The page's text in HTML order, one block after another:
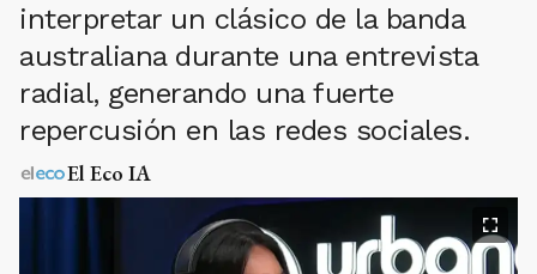
interpretar un clásico de la banda
australiana durante una entrevista
radial, generando una fuerte
repercusión en las redes sociales.
El Eco IA